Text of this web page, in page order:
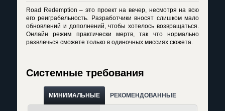
Road Redemption – это проект на вечер, несмотря на всю
его реиграбельность. Разработчики вносят слишком мало
обновлений и дополнений, чтобы хотелось возвращаться.
Онлайн режим практически мертв, так что нормально
развлечься сможете только в одиночных миссиях сюжета.
Системные требования
МИНИМАЛЬНЫЕ РЕКОМЕНДОВАННЫЕ